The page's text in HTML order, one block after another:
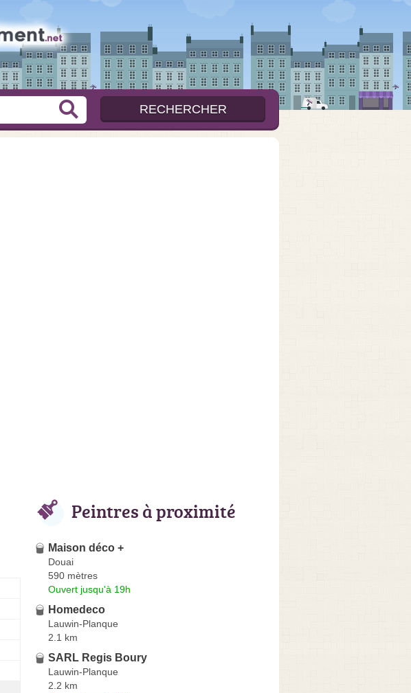
Peintres à proximité
Maison déco +
Douai
590 mètres
Ouvert jusqu'à 19h
Homedeco
Lauwin-Planque
2.1 km
SARL Regis Boury
Lauwin-Planque
2.2 km